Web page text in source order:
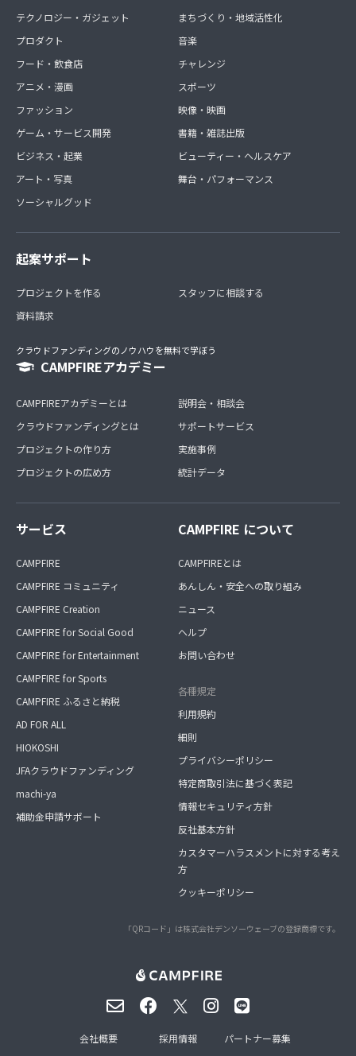
テクノロジー・ガジェット
プロダクト
フード・飲食店
アニメ・漫画
ファッション
ゲーム・サービス開発
ビジネス・起業
アート・写真
ソーシャルグッド
まちづくり・地域活性化
音楽
チャレンジ
スポーツ
映像・映画
書籍・雑誌出版
ビューティー・ヘルスケア
舞台・パフォーマンス
起案サポート
プロジェクトを作る
資料請求
スタッフに相談する
クラウドファンディングのノウハウを無料で学ぼう
CAMPFIREアカデミー
CAMPFIREアカデミーとは
クラウドファンディングとは
プロジェクトの作り方
プロジェクトの広め方
説明会・相談会
サポートサービス
実施事例
統計データ
サービス
CAMPFIRE
CAMPFIRE コミュニティ
CAMPFIRE Creation
CAMPFIRE for Social Good
CAMPFIRE for Entertainment
CAMPFIRE for Sports
CAMPFIRE ふるさと納税
AD FOR ALL
HIOKOSHI
JFAクラウドファンディング
machi-ya
補助金申請サポート
CAMPFIRE について
CAMPFIREとは
あんしん・安全への取り組み
ニュース
ヘルプ
お問い合わせ
各種規定
利用規約
細則
プライバシーポリシー
特定商取引法に基づく表記
情報セキュリティ方針
反社基本方針
カスタマーハラスメントに対する考え
方
クッキーポリシー
「QRコード」は株式会社デンソーウェーブの登録商標です。
会社概要 採用情報 パートナー募集